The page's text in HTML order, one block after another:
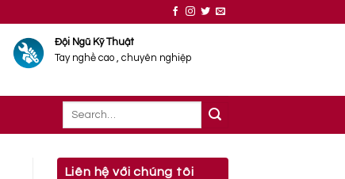
Đội Ngũ Kỹ Thuật
Tay nghề cao , chuyên nghiệp
Liên hệ với chúng tôi